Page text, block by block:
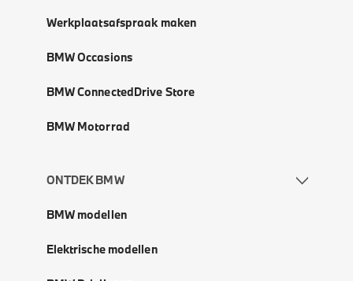
Werkplaatsafspraak maken
BMW Occasions
BMW ConnectedDrive Store
BMW Motorrad
ONTDEK BMW
BMW modellen
Elektrische modellen